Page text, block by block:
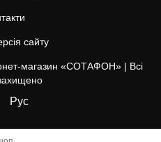
сайту
магазин «СОТАФОН» | Всі
Рус